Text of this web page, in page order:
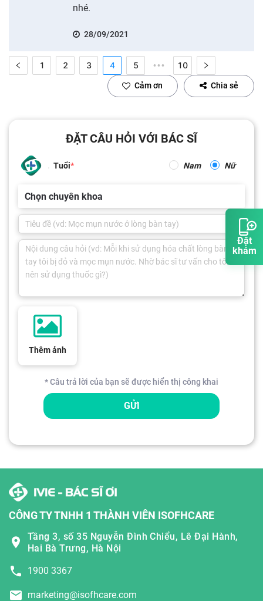
Đặt
khám
nhé.
28/09/2021
1 2 3 4 5 ••• 10
Cảm ơn Chia sẻ
ĐẶT CÂU HỎI VỚI BÁC SĨ
Tuổi Nam Nữ
Chọn chuyên khoa
Thêm ảnh
* Câu trả lời của bạn sẽ được hiển thị công khai
GỬI
CÔNG TY TNHH 1 THÀNH VIÊN ISOFHCARE
Tầng 3, số 35 Nguyễn Đình Chiểu, Lê Đại Hành,
Hai Bà Trưng, Hà Nội
1900 3367
marketing@isofhcare.com